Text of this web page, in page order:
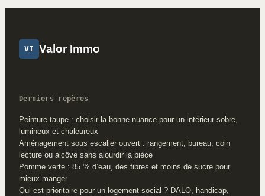
relations de
VI Valor Immo
Derniers repères
Peinture taupe : choisir la bonne nuance pour un intérieur sobre,
lumineux et chaleureux
Aménagement sous escalier ouvert : rangement, bureau, coin
lecture ou alcôve sans alourdir la pièce
Pomme verte : 85 % d’eau, des fibres et moins de sucre pour
mieux manger
Qui est prioritaire pour un logement social ? DALO, handicap,